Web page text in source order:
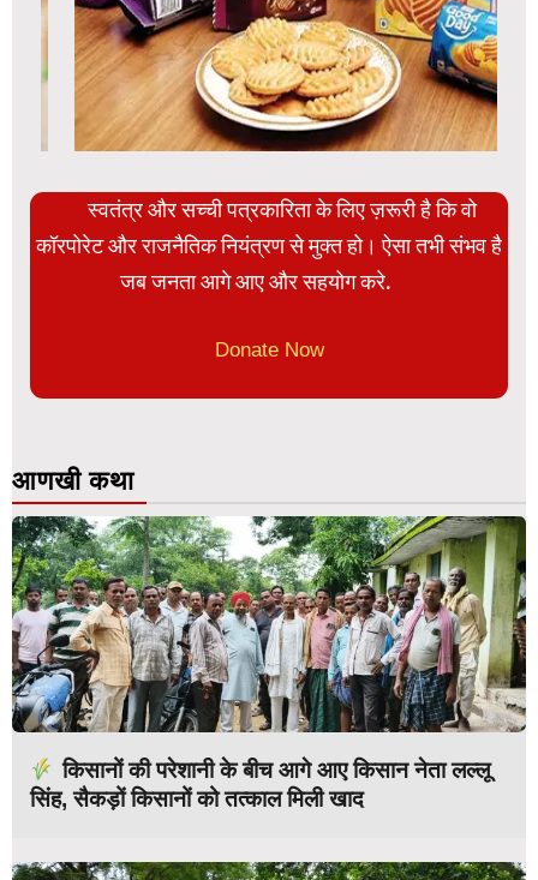
स्वतंत्र और सच्ची पत्रकारिता के लिए ज़रूरी है कि वो
कॉरपोरेट और राजनैतिक नियंत्रण से मुक्त हो। ऐसा तभी संभव है
जब जनता आगे आए और सहयोग करे.
Donate Now
आणखी कथा
किसानों की परेशानी के बीच आगे आए किसान नेता लल्लू
सिंह, सैकड़ों किसानों को तत्काल मिली खाद